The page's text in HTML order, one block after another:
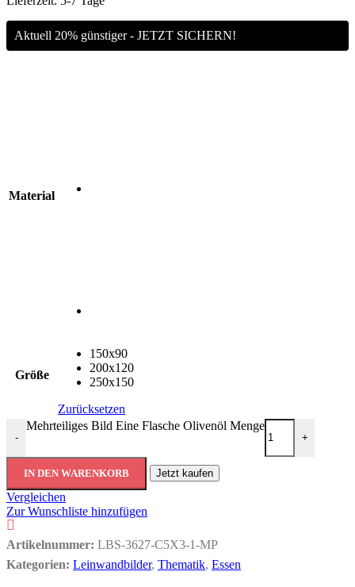
Aktuell 20% günstiger - JETZT SICHERN!
Material
Größe
150x90
200x120
250x150
Zurücksetzen
-
Mehrteiliges Bild Eine Flasche Olivenöl Menge
+
IN DEN WARENKORB Jetzt kaufen
Vergleichen
Zur Wunschliste hinzufügen
Artikelnummer: LBS-3627-C5X3-1-MP
Kategorien: Leinwandbilder, Thematik, Essen